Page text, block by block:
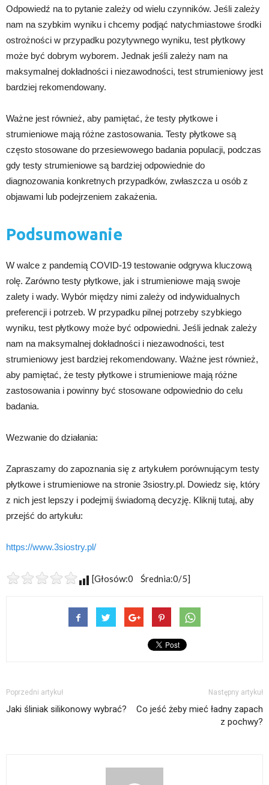
Odpowiedź na to pytanie zależy od wielu czynników. Jeśli zależy
nam na szybkim wyniku i chcemy podjąć natychmiastowe środki
ostrożności w przypadku pozytywnego wyniku, test płytkowy
może być dobrym wyborem. Jednak jeśli zależy nam na
maksymalnej dokładności i niezawodności, test strumieniowy jest
bardziej rekomendowany.
Ważne jest również, aby pamiętać, że testy płytkowe i
strumieniowe mają różne zastosowania. Testy płytkowe są
często stosowane do przesiewowego badania populacji, podczas
gdy testy strumieniowe są bardziej odpowiednie do
diagnozowania konkretnych przypadków, zwłaszcza u osób z
objawami lub podejrzeniem zakażenia.
Podsumowanie
W walce z pandemią COVID-19 testowanie odgrywa kluczową
rolę. Zarówno testy płytkowe, jak i strumieniowe mają swoje
zalety i wady. Wybór między nimi zależy od indywidualnych
preferencji i potrzeb. W przypadku pilnej potrzeby szybkiego
wyniku, test płytkowy może być odpowiedni. Jeśli jednak zależy
nam na maksymalnej dokładności i niezawodności, test
strumieniowy jest bardziej rekomendowany. Ważne jest również,
aby pamiętać, że testy płytkowe i strumieniowe mają różne
zastosowania i powinny być stosowane odpowiednio do celu
badania.
Wezwanie do działania:
Zapraszamy do zapoznania się z artykułem porównującym testy
płytkowe i strumieniowe na stronie 3siostry.pl. Dowiedz się, który
z nich jest lepszy i podejmij świadomą decyzję. Kliknij tutaj, aby
przejść do artykułu:
https://www.3siostry.pl/
[Głosów:0 Średnia:0/5]
Poprzedni artykuł
Jaki śliniak silikonowy wybrać?
Następny artykuł
Co jeść żeby mieć ładny zapach
z pochwy?